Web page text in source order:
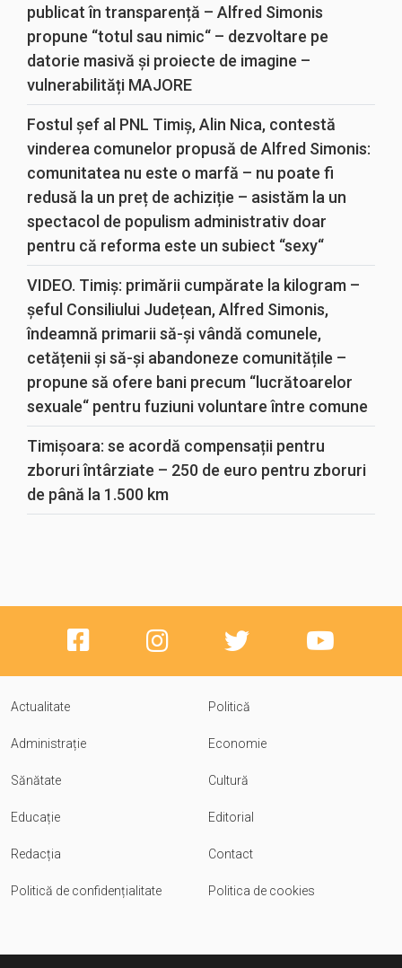
publicat în transparență – Alfred Simonis
propune “totul sau nimic“ – dezvoltare pe
datorie masivă și proiecte de imagine –
vulnerabilități MAJORE
Fostul șef al PNL Timiș, Alin Nica, contestă
vinderea comunelor propusă de Alfred Simonis:
comunitatea nu este o marfă – nu poate fi
redusă la un preț de achiziție – asistăm la un
spectacol de populism administrativ doar
pentru că reforma este un subiect “sexy“
VIDEO. Timiș: primării cumpărate la kilogram –
șeful Consiliului Județean, Alfred Simonis,
îndeamnă primarii să-și vândă comunele,
cetățenii și să-și abandoneze comunitățile –
propune să ofere bani precum “lucrătoarelor
sexuale“ pentru fuziuni voluntare între comune
Timișoara: se acordă compensații pentru
zboruri întârziate – 250 de euro pentru zboruri
de până la 1.500 km
Actualitate Politică
Administrație Economie
Sănătate Cultură
Educație Editorial
Redacția Contact
Politică de confidențialitate Politica de cookies